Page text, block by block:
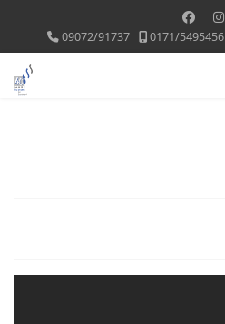
09072/91737 0171/5495456